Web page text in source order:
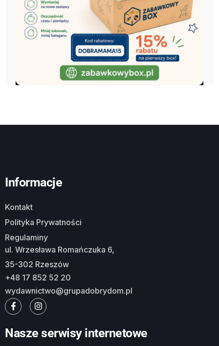
Informacje
Kontakt
Polityka Prywatności
Regulaminy
ul. Wrzesława Romańczuka 6,
35-302 Rzeszów
+48 17 852 52 20
wydawnictwo@grupadobrydom.pl
Nasze serwisy internetowe